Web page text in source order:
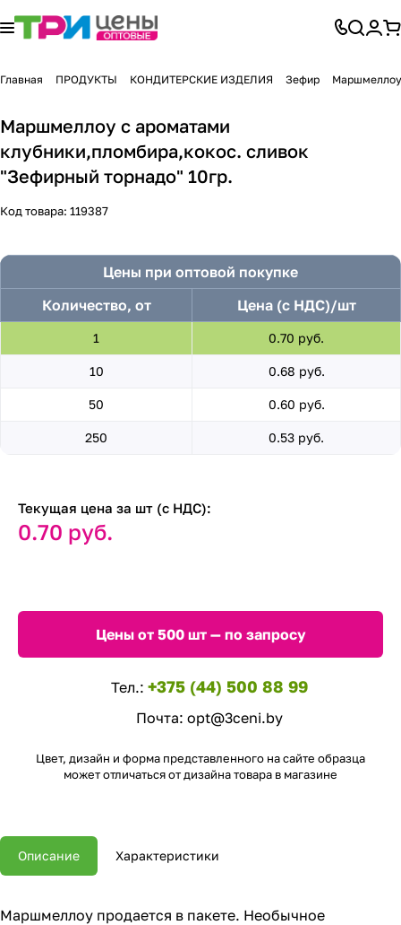
Главная ПРОДУКТЫ КОНДИТЕРСКИЕ ИЗДЕЛИЯ Зефир Маршмеллоу
Маршмеллоу с ароматами
клубники,пломбира,кокос. сливок
"Зефирный торнадо" 10гр.
Код товара: 119387
Цены при оптовой покупке
Количество, от
Цена (с НДС)/шт
1 0.70 руб.
10 0.68 руб.
50 0.60 руб.
250 0.53 руб.
Текущая цена за шт (с НДС):
0.70 руб.
Цены от 500 шт — по запросу
Тел.: +375 (44) 500 88 99
Почта: opt@3ceni.by
Цвет, дизайн и форма представленного на сайте образца
может отличаться от дизайна товара в магазине
Описание Характеристики
Маршмеллоу продается в пакете. Необычное